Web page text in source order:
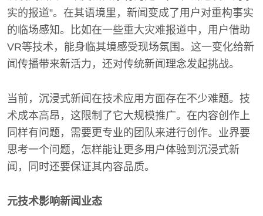
实的报道”。在其语境里，新闻变成了用户对重构事实
的临场感知。比如在一些重大灾难报道中，用户借助
VR等技术，能身临其境感受现场氛围。这一变化给新
闻传播带来新活力，还对传统新闻理念发起挑战。
当前，沉浸式新闻在技术应用方面存在不少难题。技
术成本高昂，这限制了它大规模推广。在内容创作上
同样有问题，需要更专业的团队来进行创作。业界要
思考一个问题，怎样能让更多用户体验到沉浸式新
闻，同时还要保证其内容品质。
元技术影响新闻业态